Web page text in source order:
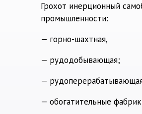
Грохот инерционный
промышленности:
— горно-шахтная,
— рудодобывающая;
—
— обогатительные